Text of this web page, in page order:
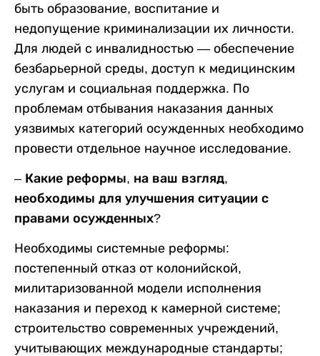
быть образование, воспитание и
недопущение криминализации их личности.
Для людей с инвалидностью — обеспечение
безбарьерной среды, доступ к медицинским
услугам и социальная поддержка. По
проблемам отбывания наказания данных
уязвимых категорий осужденных необходимо
провести отдельное научное исследование.
– Какие реформы, на ваш взгляд,
необходимы для улучшения ситуации с
правами осужденных?
Необходимы системные реформы:
постепенный отказ от колонийской,
милитаризованной модели исполнения
наказания и переход к камерной системе;
строительство современных учреждений,
учитывающих международные стандарты;